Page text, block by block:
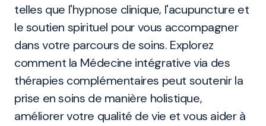
telles que l'hypnose clinique, l'acupuncture et
le soutien spirituel pour vous accompagner
dans votre parcours de soins. Explorez
comment la Médecine intégrative via des
thérapies complémentaires peut soutenir la
prise en soins de manière holistique,
améliorer votre qualité de vie et vous aider à